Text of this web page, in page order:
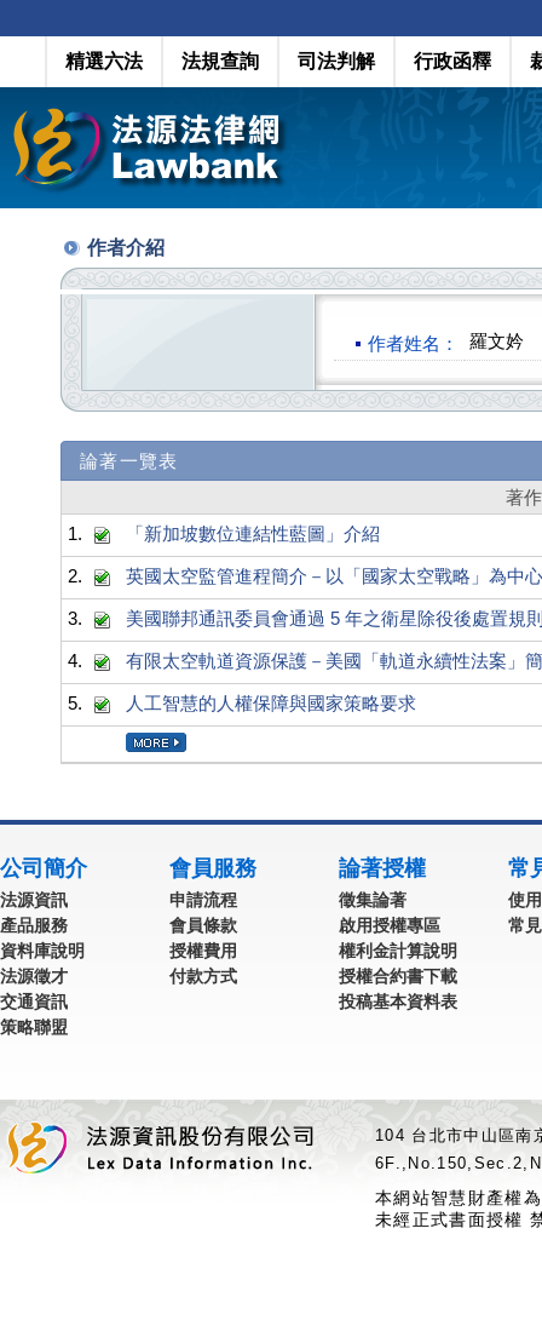
精選六法 法規查詢 司法判解 行政函釋
作者介紹
作者姓名： 羅文妗
論著一覽表
著
1.
「新加坡數位連結性藍圖」介紹
2. 英國太空監管進程簡介－以「國家太空戰略」為中心
3. 美國聯邦通訊委員會通過 5 年之衛星除役後處置規
4. 有限太空軌道資源保護－美國「軌道永續性法案」
5. 人工智慧的人權保障與國家策略要求
公司簡介
法源資訊
產品服務
資料庫說明
法源徵才
交通資訊
策略聯盟
會員服務
申請流程
會員條款
授權費用
付款方式
論著授權
徵集論著
啟用授權專區
權利金計算說明
授權合約書下載
投稿基本資料表
常
使
常
104 台北市中山區
本網站智慧財產權
未經正式書面授權